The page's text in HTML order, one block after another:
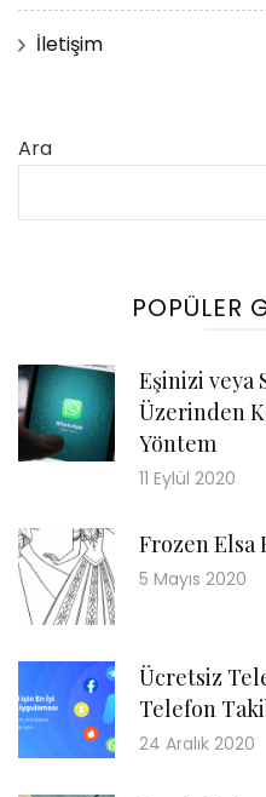
İletişim
Ara
POPÜLER
Eşinizi veya
Üzerinden
Yöntem
11 Eylül 2020
Frozen Elsa
5 Mayıs 2020
Ücretsiz
Telefon
24 Aralık 2020